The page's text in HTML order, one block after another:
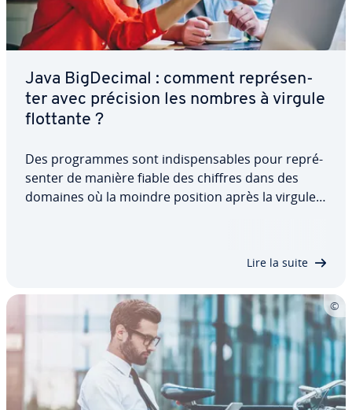
Java Big­De­ci­mal : comment re­pré­sen­
ter avec précision les nombres à virgule
flottante ?
Des pro­grammes sont in­dis­pen­sables pour re­pré­
sen­ter de manière fiable des chiffres dans des
domaines où la moindre position après la virgule
Lire la suite